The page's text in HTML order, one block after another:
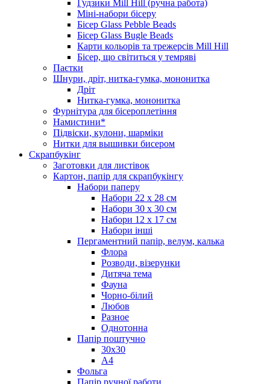
Гудзики Mill Hill (ручна работа)
Міні-набори бісеру
Бісер Glass Pebble Beads
Бісер Glass Bugle Beads
Карти кольорів та трежерсів Mill Hill
Бісер, що світиться у темряві
Паєтки
Шнури, дріт, нитка-гумка, мононитка
Дріт
Нитка-гумка, мононитка
Фурнітура для бісероплетіння
Намистини*
Підвіски, кулони, шарміки
Нитки для вышивки бисером
Скрапбукінг
Заготовки для листівок
Картон, папір для скрапбукінгу
Набори паперу
Набори 22 х 28 см
Набори 30 х 30 см
Набори 12 х 17 см
Набори інші
Пергаментний папір, велум, калька
Флора
Розводи, візерунки
Дитяча тема
Фауна
Чорно-білий
Любов
Разное
Однотонна
Папір поштучно
30х30
А4
Фольга
Папір ручної работи